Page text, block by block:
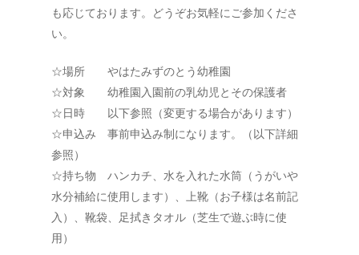
も応じております。どうぞお気軽にご参加くださ
い。
☆場所 やはたみずのとう幼稚園
☆対象 幼稚園入園前の乳幼児とその保護者
☆日時 以下参照（変更する場合があります）
☆申込み 事前申込み制になります。（以下詳細
参照）
☆持ち物 ハンカチ、水を入れた水筒（うがいや
水分補給に使用します）、上靴（お子様は名前記
入）、靴袋、足拭きタオル（芝生で遊ぶ時に使
用）